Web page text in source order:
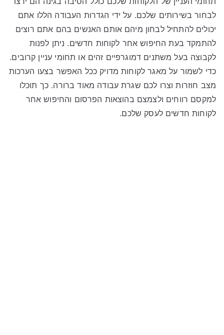
לבחור בשירותים שלכם. על ידי הגדרות העבודה הללו אתם
יכולים להתחיל לבחון מיהם אותם האנשים בהם אתם רוצים
להתמקד בעת החיפוש אחר לקוחות חדשים. ניתן לפנות
לקבוצה בעל משתנים דמוגרפיים זהים או תחומי עניין קרובים.
כדי לשמור על מאגר לקוחות מדויק ככל האפשר בצעו הערכות
מצב חוזרות וצרו לכם שגרת עבודה מאוד ברורה. כך תוכלו
למקסם רווחים ולצמצם בהוצאות הפרסום והחיפוש אחר
לקוחות חדשים לעסק שלכם.